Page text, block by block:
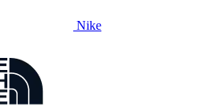
Nike